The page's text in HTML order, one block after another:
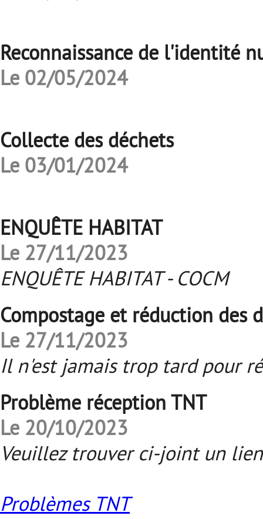
Reconnaissance de l'identité
Le 02/05/2024
Collecte des déchets
Le 03/01/2024
ENQUÊTE HABITAT
Le 27/11/2023
ENQUÊTE HABITAT - COCM
Compostage et réduction des
Le 27/11/2023
Il n'est jamais trop tard pour
Problème réception TNT
Le 20/10/2023
Veuillez trouver ci-joint un
Problèmes TNT